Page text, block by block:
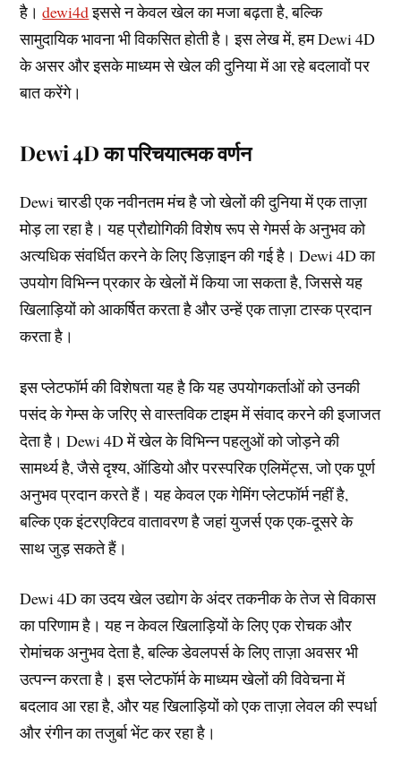
है।dewi4dइससे न केवल खेल का मजा बढ़ता है, बल्कि
सामुदायिक भावना भी विकसित होती है। इस लेख में, हम Dewi 4D
के असर और इसके माध्यम से खेल की दुनिया में आ रहे बदलावों पर
बात करेंगे।
Dewi 4D का परिचयात्मक वर्णन
Dewi चारडी एक नवीनतम मंच है जो खेलों की दुनिया में एक ताज़ा
मोड़ ला रहा है। यह प्रौद्योगिकी विशेष रूप से गेमर्स के अनुभव को
अत्यधिक संवर्धित करने के लिए डिज़ाइन की गई है। Dewi 4D का
उपयोग विभिन्न प्रकार के खेलों में किया जा सकता है, जिससे यह
खिलाड़ियों को आकर्षित करता है और उन्हें एक ताज़ा टास्क प्रदान
करता है।
इस प्लेटफॉर्म की विशेषता यह है कि यह उपयोगकर्ताओं को उनकी
पसंद के गेम्स के जरिए से वास्तविक टाइम में संवाद करने की इजाजत
देता है। Dewi 4D में खेल के विभिन्न पहलुओं को जोड़ने की
सामर्थ्य है, जैसे दृश्य, ऑडियो और परस्परिक एलिमेंट्स, जो एक पूर्ण
अनुभव प्रदान करते हैं। यह केवल एक गेमिंग प्लेटफॉर्म नहीं है,
बल्कि एक इंटरएक्टिव वातावरण है जहां युजर्स एक एक-दूसरे के
साथ जुड़ सकते हैं।
Dewi 4D का उदय खेल उद्योग के अंदर तकनीक के तेज से विकास
का परिणाम है। यह न केवल खिलाड़ियों के लिए एक रोचक और
रोमांचक अनुभव देता है, बल्कि डेवलपर्स के लिए ताज़ा अवसर भी
उत्पन्न करता है। इस प्लेटफॉर्म के माध्यम खेलों की विवेचना में
बदलाव आ रहा है, और यह खिलाड़ियों को एक ताज़ा लेवल की स्पर्धा
और रंगीन का तजुर्बा भेंट कर रहा है।